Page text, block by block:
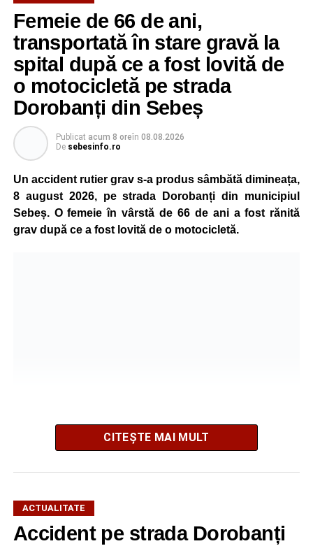
Femeie de 66 de ani,
transportată în stare gravă la
spital după ce a fost lovită de
o motocicletă pe strada
Dorobanți din Sebeș
Publicat acum 8 oreîn 08.08.2026
De sebesinfo.ro
Un accident rutier grav s-a produs sâmbătă dimineața,
8 august 2026, pe strada Dorobanți din municipiul
Sebeș. O femeie în vârstă de 66 de ani a fost rănită
grav după ce a fost lovită de o motocicletă.
SNUAU 112, cu privire la producerea unui eveniment
rutier soldat cu victime.
CITEȘTE MAI MULT
ACTUALITATE
Accident pe strada Dorobanți